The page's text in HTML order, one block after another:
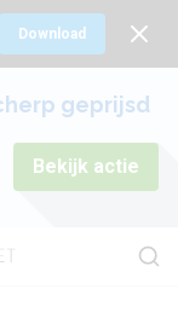
Download
geprijsd
Bekijk actie